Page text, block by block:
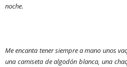
noche.
Me encanta tener siempre a mano unos
una camiseta de algodón blanca, una